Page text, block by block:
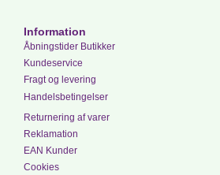
Information
Åbningstider Butikker
Kundeservice
Fragt og levering
Handelsbetingelser
Returnering af varer
Reklamation
EAN Kunder
Cookies